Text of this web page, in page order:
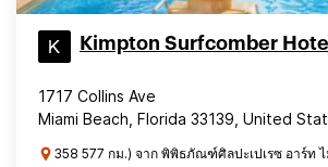
Kimpton Surfcomber Hotel
1717 Collins Ave
Miami Beach, Florida 33139, United
358 577 กม.) จาก พิพิธภัณฑ์ศิลปะเปเรซ อาร์ท